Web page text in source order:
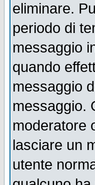
eliminare.
periodo di
messaggio
quando
messaggio
messaggio.
moderatore
lasciare un
utente